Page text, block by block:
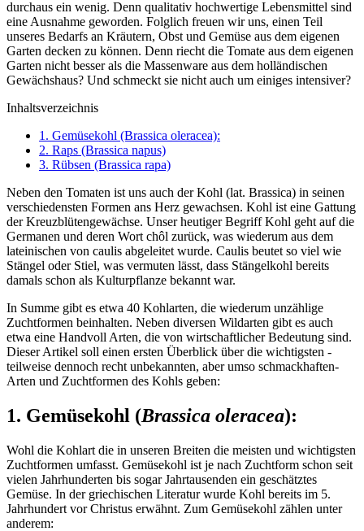
durchaus ein wenig. Denn qualitativ hochwertige Lebensmittel sind
eine Ausnahme geworden. Folglich freuen wir uns, einen Teil
unseres Bedarfs an Kräutern, Obst und Gemüse aus dem eigenen
Garten decken zu können. Denn riecht die Tomate aus dem eigenen
Garten nicht besser als die Massenware aus dem holländischen
Gewächshaus? Und schmeckt sie nicht auch um einiges intensiver?
Inhaltsverzeichnis
1. Gemüsekohl (Brassica oleracea):
2. Raps (Brassica napus)
3. Rübsen (Brassica rapa)
Neben den Tomaten ist uns auch der Kohl (lat. Brassica) in seinen
verschiedensten Formen ans Herz gewachsen. Kohl ist eine Gattung
der Kreuzblütengewächse. Unser heutiger Begriff Kohl geht auf die
Germanen und deren Wort chôl zurück, was wiederum aus dem
lateinischen von caulis abgeleitet wurde. Caulis beutet so viel wie
Stängel oder Stiel, was vermuten lässt, dass Stängelkohl bereits
damals schon als Kulturpflanze bekannt war.
In Summe gibt es etwa 40 Kohlarten, die wiederum unzählige
Zuchtformen beinhalten. Neben diversen Wildarten gibt es auch
etwa eine Handvoll Arten, die von wirtschaftlicher Bedeutung sind.
Dieser Artikel soll einen ersten Überblick über die wichtigsten -
teilweise dennoch recht unbekannten, aber umso schmackhaften-
Arten und Zuchtformen des Kohls geben:
1. Gemüsekohl (Brassica oleracea):
Wohl die Kohlart die in unseren Breiten die meisten und wichtigsten
Zuchtformen umfasst. Gemüsekohl ist je nach Zuchtform schon seit
vielen Jahrhunderten bis sogar Jahrtausenden ein geschätztes
Gemüse. In der griechischen Literatur wurde Kohl bereits im 5.
Jahrhundert vor Christus erwähnt. Zum Gemüsekohl zählen unter
anderem: